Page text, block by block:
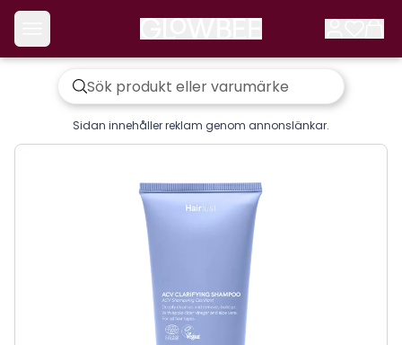
Sidan innehåller reklam genom annonslänkar.